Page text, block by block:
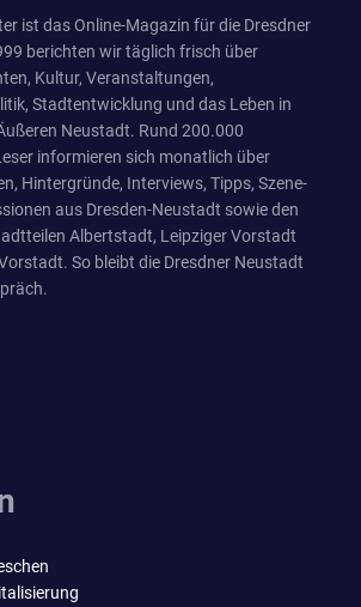
ist das Online-Magazin für die Dresdner
berichten wir täglich frisch über
Kultur, Veranstaltungen,
Stadtentwicklung und das Leben in
Neustadt. Rund 200.000
informieren sich monatlich über
Hintergründe, Interviews, Tipps, Szene-
aus Dresden-Neustadt sowie den
Albertstadt, Leipziger Vorstadt
So bleibt die Dresdner Neustadt